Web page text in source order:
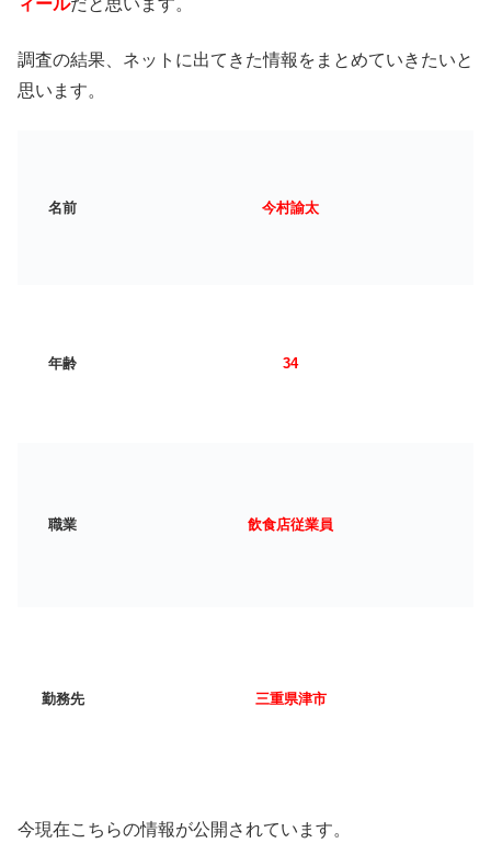
ィールだと思います。
調査の結果、ネットに出てきた情報をまとめていきたいと
思います。
名前 今村諭太
年齢 34
職業 飲食店従業員
勤務先 三重県津市
今現在こちらの情報が公開されています。